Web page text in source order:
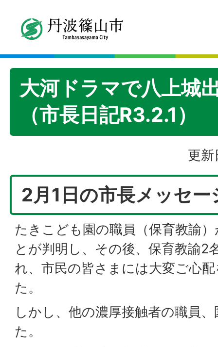
大河ドラマで八上城
（市長日記R3.2.1）
更
2月1日の市長メッセー
たきこども園の職員（保育教諭
とが判明し、その後、保育教諭2
れ、市民の皆さまには大変ご心
た。
しかし、他の濃厚接触者の職員
た。